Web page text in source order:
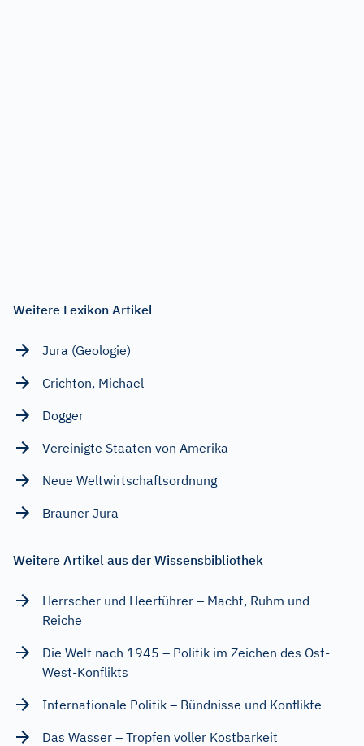
Weitere Lexikon Artikel
Jura (Geologie)
Crichton, Michael
Dogger
Vereinigte Staaten von Amerika
Neue Weltwirtschaftsordnung
Brauner Jura
Weitere Artikel aus der Wissensbibliothek
Herrscher und Heerführer – Macht, Ruhm und
Reiche
Die Welt nach 1945 – Politik im Zeichen des Ost-
West-Konflikts
Internationale Politik – Bündnisse und Konflikte
Das Wasser – Tropfen voller Kostbarkeit